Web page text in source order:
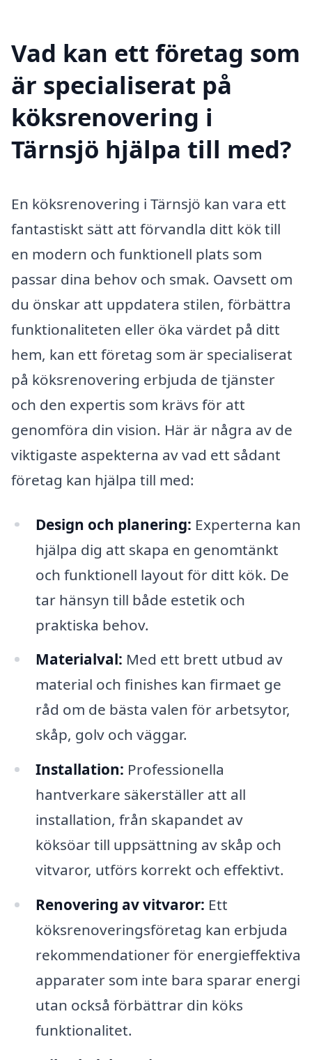
Vad kan ett företag som
är specialiserat på
köksrenovering i
Tärnsjö hjälpa till med?
En köksrenovering i Tärnsjö kan vara ett
fantastiskt sätt att förvandla ditt kök till
en modern och funktionell plats som
passar dina behov och smak. Oavsett om
du önskar att uppdatera stilen, förbättra
funktionaliteten eller öka värdet på ditt
hem, kan ett företag som är specialiserat
på köksrenovering erbjuda de tjänster
och den expertis som krävs för att
genomföra din vision. Här är några av de
viktigaste aspekterna av vad ett sådant
företag kan hjälpa till med:
Design och planering: Experterna kan
hjälpa dig att skapa en genomtänkt
och funktionell layout för ditt kök. De
tar hänsyn till både estetik och
praktiska behov.
Materialval: Med ett brett utbud av
material och finishes kan firmaet ge
råd om de bästa valen för arbetsytor,
skåp, golv och väggar.
Installation: Professionella
hantverkare säkerställer att all
installation, från skapandet av
köksöar till uppsättning av skåp och
vitvaror, utförs korrekt och effektivt.
Renovering av vitvaror: Ett
köksrenoveringsföretag kan erbjuda
rekommendationer för energieffektiva
apparater som inte bara sparar energi
utan också förbättrar din köks
funktionalitet.